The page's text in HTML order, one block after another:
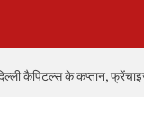
कैपिटल्स के कप्तान,